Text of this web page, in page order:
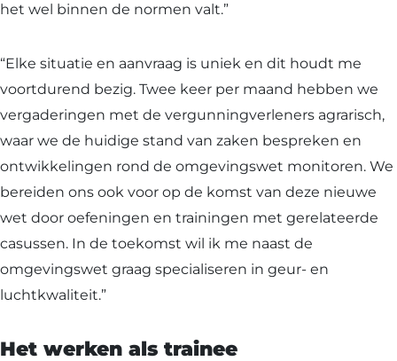
het wel binnen de normen valt.”
“Elke situatie en aanvraag is uniek en dit houdt me
voortdurend bezig. Twee keer per maand hebben we
vergaderingen met de vergunningverleners agrarisch,
waar we de huidige stand van zaken bespreken en
ontwikkelingen rond de omgevingswet monitoren. We
bereiden ons ook voor op de komst van deze nieuwe
wet door oefeningen en trainingen met gerelateerde
casussen. In de toekomst wil ik me naast de
omgevingswet graag specialiseren in geur- en
luchtkwaliteit.”
Het werken als trainee